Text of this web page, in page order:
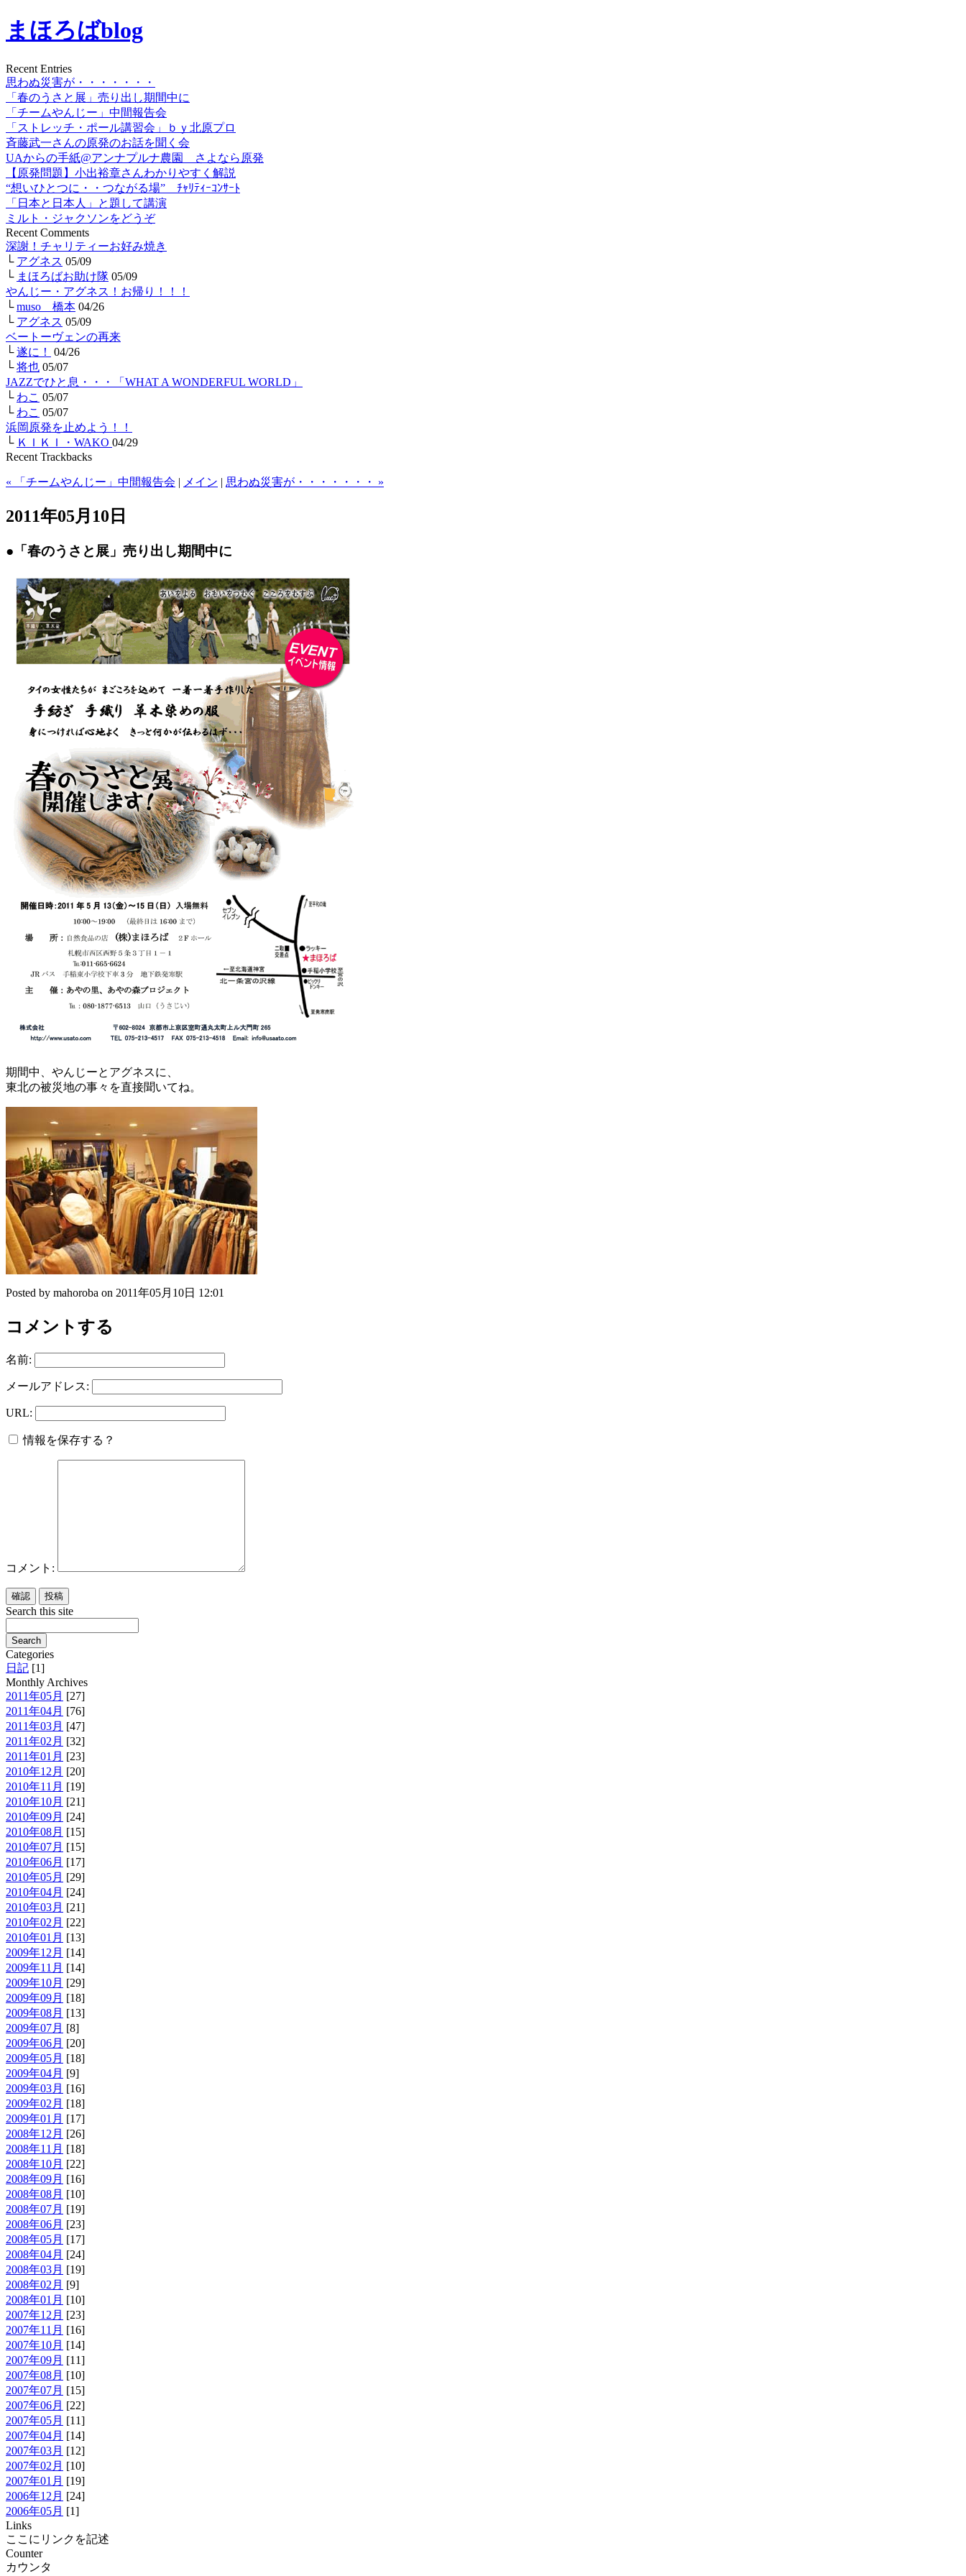
まほろばblog
Recent Entries
思わぬ災害が・・・・・・・
「春のうさと展」売り出し期間中に
「チームやんじー」中間報告会
「ストレッチ・ポール講習会」ｂｙ北原プロ
斉藤武一さんの原発のお話を聞く会
UAからの手紙@アンナプルナ農園 さよなら原発
【原発問題】小出裕章さんわかりやすく解説
“想いひとつに・・つながる場” ﾁｬﾘﾃｨｰｺﾝｻｰﾄ
「日本と日本人」と題して講演
ミルト・ジャクソンをどうぞ
Recent Comments
深謝！チャリティーお好み焼き
└ アグネス 05/09
└ まほろばお助け隊 05/09
やんじー・アグネス！お帰り！！！
└muso 橋本 04/26
└ アグネス 05/09
ベートーヴェンの再来
└遂に！
04/26
└将也 05/07
JAZZでひと息・・・「WHAT A WONDERFUL WORLD」
└ わこ 05/07
└ わこ 05/07
浜岡原発を止めよう！！
└ ＫＩＫＩ・WAKO 04/29
Recent Trackbacks
« 「チームやんじー」中間報告会 | メイン | 思わぬ災害が・・・・・・・ »
2011年05月10日
●「春のうさと展」売り出し期間中に
期間中、やんじーとアグネスに、
東北の被災地の事々を直接聞いてね。
Posted by mahoroba on 2011年05月10日 12:01
コメントする
名前:
メールアドレス:
URL:
情報を保存する？
コメント:
Search this site
Categories
日記 [1]
Monthly Archives
2011年05月 [27]
2011年04月 [76]
2011年03月 [47]
2011年02月 [32]
2011年01月 [23]
2010年12月 [20]
2010年11月 [19]
2010年10月 [21]
2010年09月 [24]
2010年08月 [15]
2010年07月 [15]
2010年06月 [17]
2010年05月 [29]
2010年04月 [24]
2010年03月 [21]
2010年02月 [22]
2010年01月 [13]
2009年12月 [14]
2009年11月 [14]
2009年10月 [29]
2009年09月 [18]
2009年08月 [13]
2009年07月 [8]
2009年06月 [20]
2009年05月 [18]
2009年04月 [9]
2009年03月 [16]
2009年02月 [18]
2009年01月 [17]
2008年12月 [26]
2008年11月 [18]
2008年10月 [22]
2008年09月 [16]
2008年08月 [10]
2008年07月 [19]
2008年06月 [23]
2008年05月 [17]
2008年04月 [24]
2008年03月 [19]
2008年02月 [9]
2008年01月 [10]
2007年12月 [23]
2007年11月 [16]
2007年10月 [14]
2007年09月 [11]
2007年08月 [10]
2007年07月 [15]
2007年06月 [22]
2007年05月 [11]
2007年04月 [14]
2007年03月 [12]
2007年02月 [10]
2007年01月 [19]
2006年12月 [24]
2006年05月 [1]
Links
ここにリンクを記述
Counter
カウンタ